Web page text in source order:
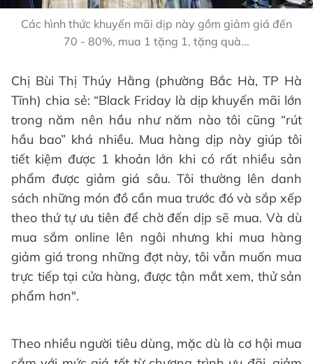
Các hình thức khuyến mãi dịp này gồm giảm giá đến
70 - 80%, mua 1 tặng 1, tặng quà...
Chị Bùi Thị Thúy Hằng (phường Bắc Hà, TP Hà
Tĩnh) chia sẻ: “Black Friday là dịp khuyến mãi lớn
trong năm nên hầu như năm nào tôi cũng “rút
hầu bao” khá nhiều. Mua hàng dịp này giúp tôi
tiết kiệm được 1 khoản lớn khi có rất nhiều sản
phẩm được giảm giá sâu. Tôi thường lên danh
sách những món đồ cần mua trước đó và sắp xếp
theo thứ tự ưu tiên để chờ đến dịp sẽ mua. Và dù
mua sắm online lên ngôi nhưng khi mua hàng
giảm giá trong những đợt này, tôi vẫn muốn mua
trực tiếp tại cửa hàng, được tận mắt xem, thử sản
phẩm hơn".
Theo nhiều người tiêu dùng, mặc dù là cơ hội mua